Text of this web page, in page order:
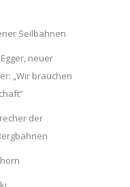
Seilbahnen
neuer
„Wir brauchen
der